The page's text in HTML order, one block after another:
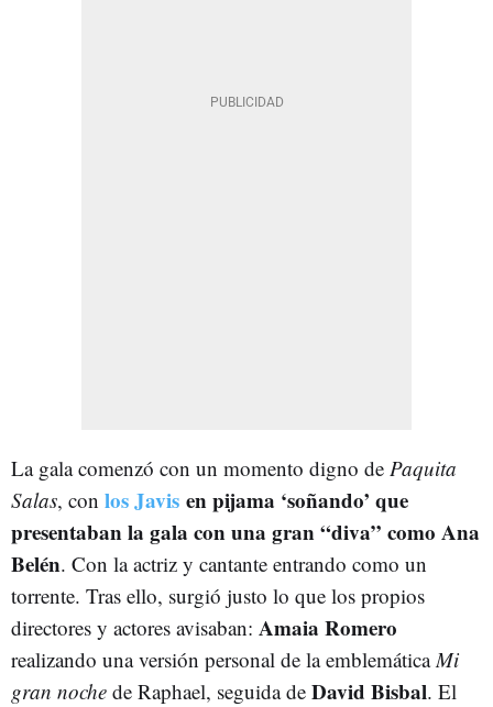
La gala comenzó con un momento digno de Paquita
Salas, con los Javis en pijama ‘soñando’ que
presentaban la gala con una gran “diva” como Ana
Belén. Con la actriz y cantante entrando como un
torrente. Tras ello, surgió justo lo que los propios
directores y actores avisaban: Amaia Romero
realizando una versión personal de la emblemática Mi
gran noche de Raphael, seguida de David Bisbal. El